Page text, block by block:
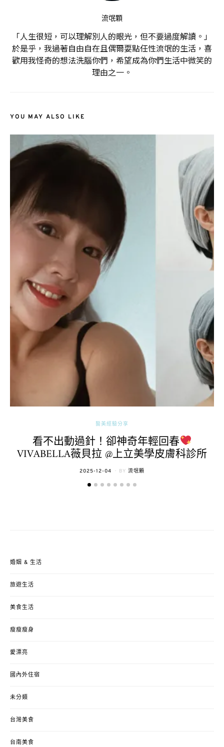
流氓顆
「人生很短，可以理解別人的眼光，但不要過度解讀。」
於是乎，我過著自由自在且偶爾耍點任性流氓的生活，喜
歡用我怪奇的想法洗腦你們，希望成為你們生活中微笑的
理由之一。
YOU MAY ALSO LIKE
醫美經驗分享
看不出動過針！卻神奇年輕回春
VIVABELLA薇貝拉 @上立美學皮膚科診所
POSTED
2025-12-04 BY 流氓顆
婚姻 & 生活
旅遊生活
美食生活
瘦瘦瘦身
愛漂亮
國內外住宿
未分類
台灣美食
台南美食